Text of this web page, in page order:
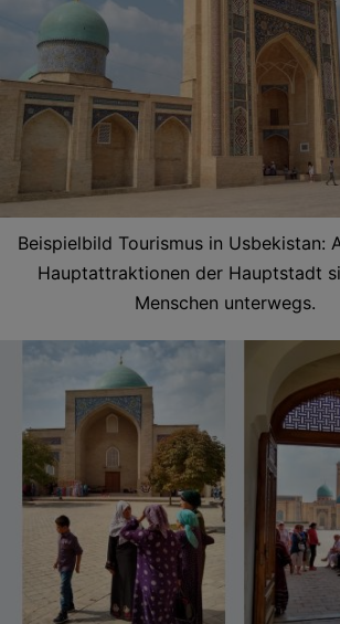
Beispielbild Tourismus in Usbekistan:
Hauptattraktionen der Hauptstadt
Menschen unterwegs.